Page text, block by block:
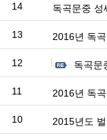
14 독곡문중 성
13 2016년 독
12 독곡문
11 2016년 독
10 2015년도